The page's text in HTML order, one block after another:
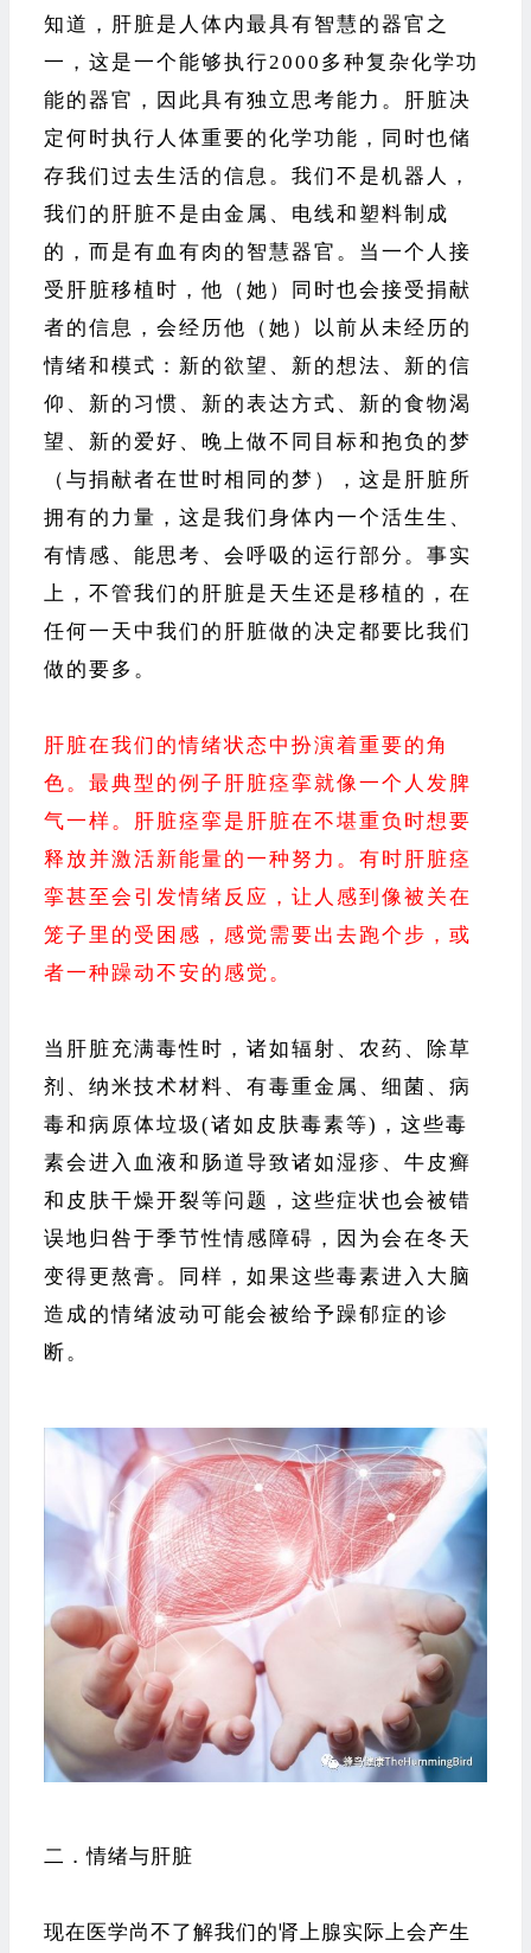
知道，肝脏是人体内最具有智慧的器官之
一，这是一个能够执行2000多种复杂化学功
能的器官，因此具有独立思考能力。肝脏决
定何时执行人体重要的化学功能，同时也储
存我们过去生活的信息。我们不是机器人，
我们的肝脏不是由金属、电线和塑料制成
的，而是有血有肉的智慧器官。当一个人接
受肝脏移植时，他（她）同时也会接受捐献
者的信息，会经历他（她）以前从未经历的
情绪和模式：新的欲望、新的想法、新的信
仰、新的习惯、新的表达方式、新的食物渴
望、新的爱好、晚上做不同目标和抱负的梦
（与捐献者在世时相同的梦），这是肝脏所
拥有的力量，这是我们身体内一个活生生、
有情感、能思考、会呼吸的运行部分。事实
上，不管我们的肝脏是天生还是移植的，在
任何一天中我们的肝脏做的决定都要比我们
做的要多。
肝脏在我们的情绪状态中扮演着重要的角
色。最典型的例子肝脏痉挛就像一个人发脾
气一样。肝脏痉挛是肝脏在不堪重负时想要
释放并激活新能量的一种努力。有时肝脏痉
挛甚至会引发情绪反应，让人感到像被关在
笼子里的受困感，感觉需要出去跑个步，或
者一种躁动不安的感觉。
当肝脏充满毒性时，诸如辐射、农药、除草
剂、纳米技术材料、有毒重金属、细菌、病
毒和病原体垃圾(诸如皮肤毒素等)，这些毒
素会进入血液和肠道导致诸如湿疹、牛皮癣
和皮肤干燥开裂等问题，这些症状也会被错
误地归咎于季节性情感障碍，因为会在冬天
变得更熬膏。同样，如果这些毒素进入大脑
造成的情绪波动可能会被给予躁郁症的诊
断。
二．情绪与肝脏
现在医学尚不了解我们的肾上腺实际上会产生